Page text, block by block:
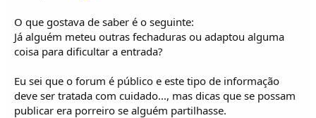
O que gostava de saber é o seguinte:
Já alguém meteu outras fechaduras ou adaptou alguma
coisa para dificultar a entrada?
Eu sei que o forum é público e este tipo de informação
deve ser tratada com cuidado..., mas dicas que se possam
publicar era porreiro se alguém partilhasse.